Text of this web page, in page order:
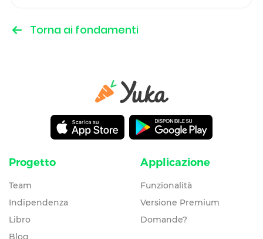
Torna ai fondamenti
Progetto
Team
Indipendenza
Libro
Blog
Applicazione
Funzionalità
Versione Premium
Domande?